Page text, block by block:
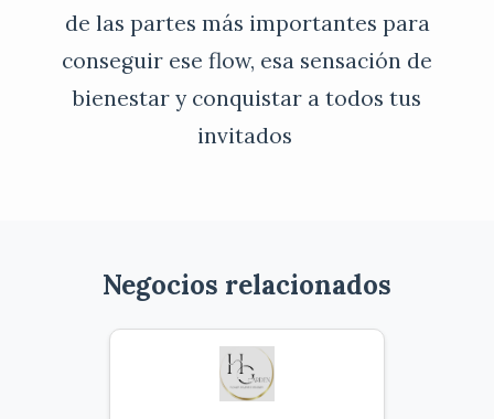
de las partes más importantes para
conseguir ese flow, esa sensación de
bienestar y conquistar a todos tus
invitados
Negocios relacionados